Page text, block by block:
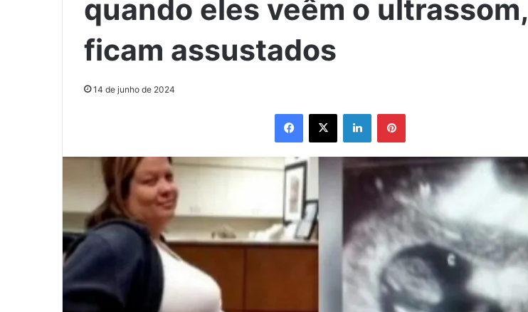
quando eles veêm o ultrassom,
ficam assustados
14 de junho de 2024
Facebook
X LinkedinPinterest